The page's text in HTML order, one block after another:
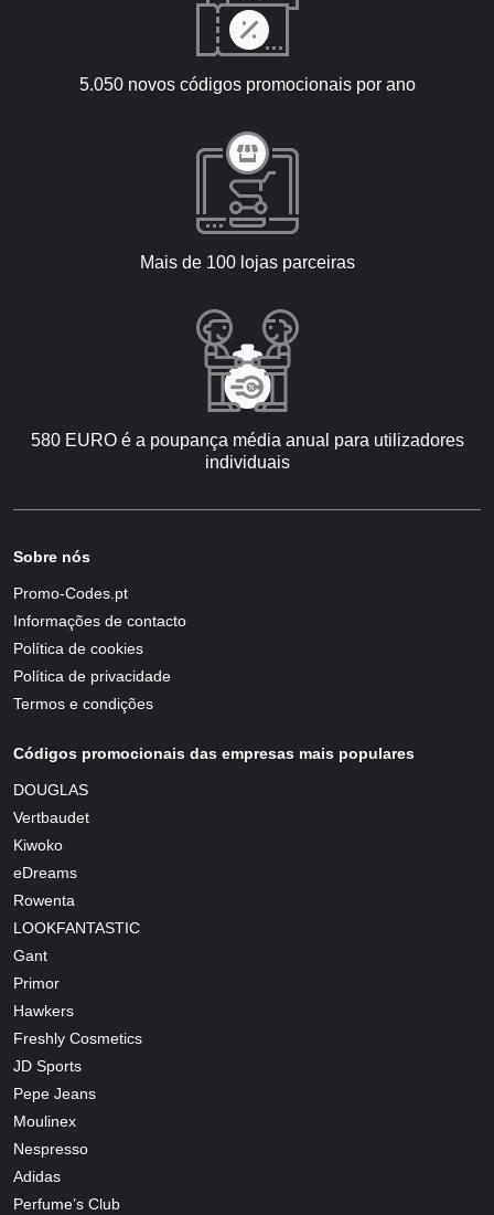
5.050 novos códigos promocionais por ano
Mais de 100 lojas parceiras
580 EURO é a poupança média anual para utilizadores
individuais
Sobre nós
Promo-Codes.pt
Informações de contacto
Política de cookies
Política de privacidade
Termos e condições
Códigos promocionais das empresas mais populares
DOUGLAS
Vertbaudet
Kiwoko
eDreams
Rowenta
LOOKFANTASTIC
Gant
Primor
Hawkers
Freshly Cosmetics
JD Sports
Pepe Jeans
Moulinex
Nespresso
Adidas
Perfume’s Club